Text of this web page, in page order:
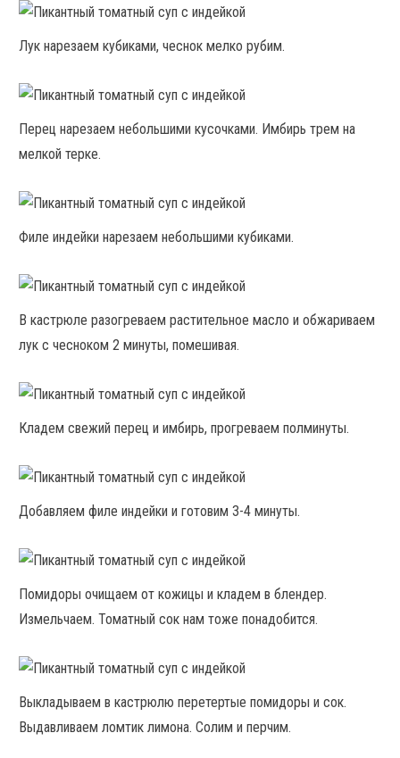
Лук нарезаем кубиками, чеснок мелко рубим.
Перец нарезаем небольшими кусочками. Имбирь трем на
мелкой терке.
Филе индейки нарезаем небольшими кубиками.
В кастрюле разогреваем растительное масло и обжариваем
лук с чесноком 2 минуты, помешивая.
Кладем свежий перец и имбирь, прогреваем полминуты.
Добавляем филе индейки и готовим 3-4 минуты.
Помидоры очищаем от кожицы и кладем в блендер.
Измельчаем. Томатный сок нам тоже понадобится.
Выкладываем в кастрюлю перетертые помидоры и сок.
Выдавливаем ломтик лимона. Солим и перчим.